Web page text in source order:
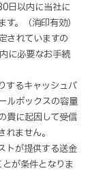
日以内に当社に
。（消印有効）
されていますの
に必要なお手続
するキャッシュバ
ルボックスの容量
貴に起因して受信
ません。
トが提供する送金
が条件となりま